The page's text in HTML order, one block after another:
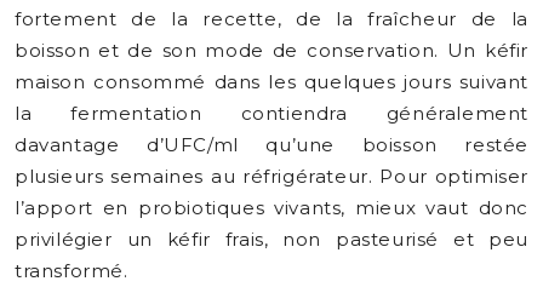
fortement de la recette, de la fraîcheur de la
boisson et de son mode de conservation. Un kéfir
maison consommé dans les quelques jours suivant
la fermentation contiendra généralement
davantage d’UFC/ml qu’une boisson restée
plusieurs semaines au réfrigérateur. Pour optimiser
l’apport en probiotiques vivants, mieux vaut donc
privilégier un kéfir frais, non pasteurisé et peu
transformé.